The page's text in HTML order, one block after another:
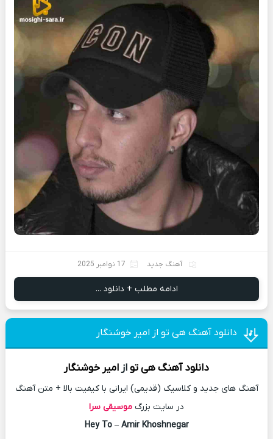
آهنگ جدید 17 نوامبر 2025
ادامه مطلب + دانلود ...
دانلود آهنگ هی تو از امیر خوشنگار
دانلود آهنگهی توازامیر خوشنگار
آهنگ های جدید و کلاسیک (قدیمی) ایرانی با کیفیت بالا + متن آهنگ
در سایت بزرگ موسیقی سرا
Hey To– Amir Khoshnegar